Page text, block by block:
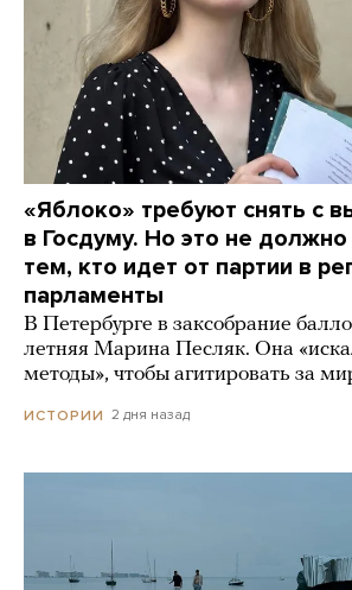
«Яблоко» требуют снять с
в Госдуму. Но это не
тем, кто идет от партии в
парламенты
В Петербурге в заксобрание
летняя Марина Песляк. Она
методы», чтобы агитировать за
ИСТОРИИ 2 дня назад